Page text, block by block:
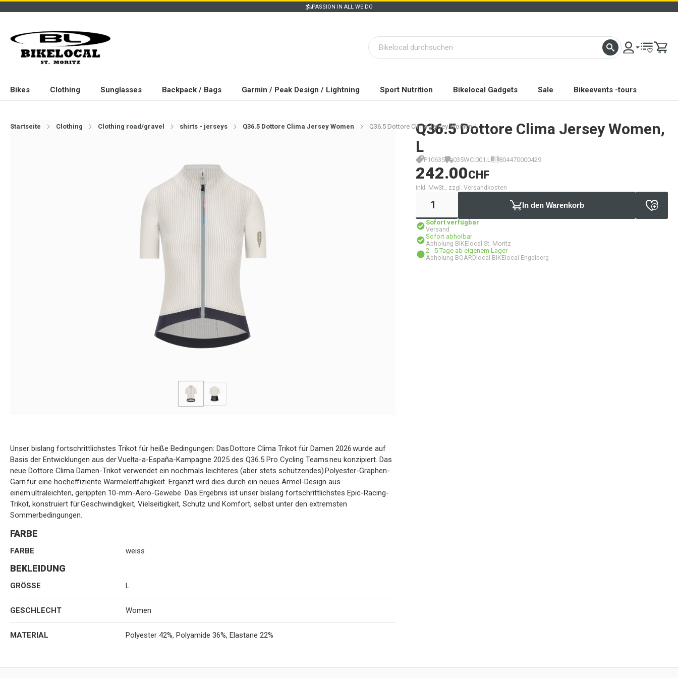
PASSION IN ALL WE DO
Bikes Clothing Sunglasses Backpack / Bags Garmin / Peak Design / Lightning Sport Nutrition Bikelocal Gadgets Sale Bikeevents -tours
Startseite Clothing Clothing road/gravel shirts - jerseys Q36.5 Dottore Clima Jersey Women Q36.5 Dottore Clima Jersey Women, L
Q36.5 Dottore Clima Jersey Women,
L
P10635 035WC.001.L 804470000429
242.00CHF
inkl. MwSt., zzgl. Versandkosten
In den Warenkorb
Sofort verfügbar
Versand
Sofort abholbar
Abholung BIKElocal St. Moritz
2 - 5 Tage ab eigenem Lager
Abholung BOARDlocal BIKElocal Engelberg
Unser bislang fortschrittlichstes Trikot für heiße Bedingungen: Das Dottore Clima Trikot für Damen 2026 wurde auf
Basis der Entwicklungen aus der Vuelta-a-España-Kampagne 2025 des Q36.5 Pro Cycling Teams neu konzipiert. Das
neue Dottore Clima Damen-Trikot verwendet ein nochmals leichteres (aber stets schützendes) Polyester-Graphen-
Garn für eine hocheffiziente Wärmeleitfähigkeit. Ergänzt wird dies durch ein neues Ärmel-Design aus
einem ultraleichten, gerippten 10-mm-Aero-Gewebe. Das Ergebnis ist unser bislang fortschrittlichstes Epic-Racing-
Trikot, konstruiert für Geschwindigkeit, Vielseitigkeit, Schutz und Komfort, selbst unter den extremsten
Sommerbedingungen.
FARBE
FARBE weiss
BEKLEIDUNG
GRÖSSE L
GESCHLECHT Women
MATERIAL Polyester 42%, Polyamide 36%, Elastane 22%